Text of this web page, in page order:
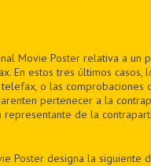
Movie Poster relativa a un
estos tres últimos casos,
o las
pertenecer a la
de la
Poster designa la siguiente